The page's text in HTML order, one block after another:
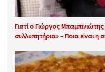
Γιατί ο Γιώργος Μπαμπινιώτης
συλλυπητήρια» – Ποια είναι